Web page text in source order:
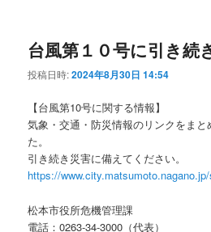
台風第１０号に引き続
投稿日時:2024年8月30日 14:54
【台風第10号に関する情報】
気象・交通・防災情報のリンクをま
た。
引き続き災害に備えてください。
https://
松本市役所危機管理課
電話：0263-34-3000（代表）